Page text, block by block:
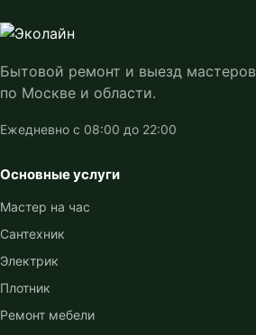
Бытовой ремонт и выезд мастеров
по Москве и области.
Ежедневно с 08:00 до 22:00
Основные услуги
Мастер на час
Сантехник
Электрик
Плотник
Ремонт мебели